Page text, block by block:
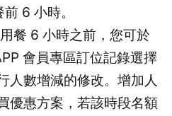
6 小時。
餐 6 小時之前，您可於
會員專區訂位記錄選擇
人數增減的修改。增加人
優惠方案，若該時段名額